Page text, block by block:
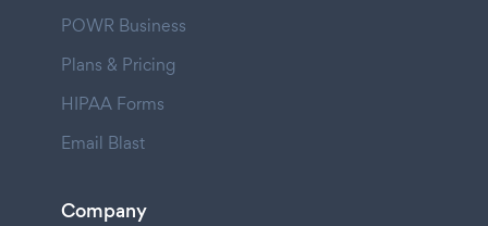
POWR Business
Plans & Pricing
HIPAA Forms
Email Blast
Company